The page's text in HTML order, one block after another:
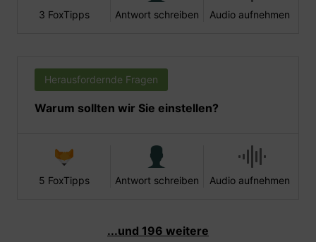
3 FoxTipps Antwort schreiben Audio aufnehmen
Herausfordernde Fragen
Warum sollten wir Sie einstellen?
5 FoxTipps Antwort schreiben Audio aufnehmen
...und 196 weitere